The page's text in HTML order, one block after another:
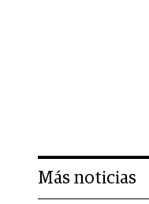
Más noticias